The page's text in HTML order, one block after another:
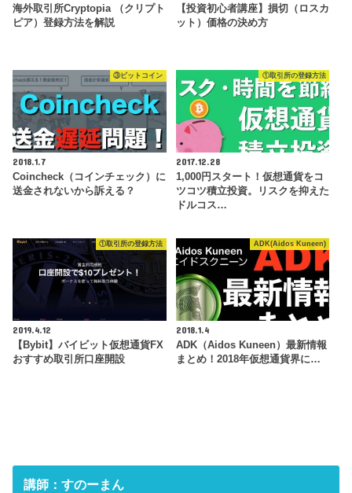
海外取引所Cryptopia （クリプト
ピア）登録方法を解説
【投資初心者講座】損切（ロスカ
ット）価格の決め方
③ビットコイン
2018.1.7
Coincheck（コインチェック）に
送金されないから訴える？
①取引所の登録方法
2017.12.28
1,000円スタート！仮想通貨をコ
ツコツ積立投資。リスクを抑えた
ドルコス…
①取引所の登録方法
2019.4.12
【Bybit】バイビット仮想通貨FX
おすすめ取引所口座開設
ADK(Aidos Kuneen)
2018.1.4
ADK（Aidos Kuneen）最新情報
まとめ！2018年仮想通貨界に…
講師：すのーまん